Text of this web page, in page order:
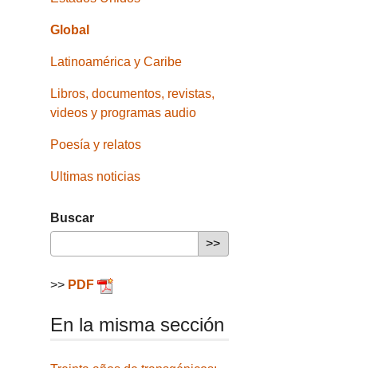
Global
Latinoamérica y Caribe
Libros, documentos, revistas,
videos y programas audio
Poesía y relatos
Ultimas noticias
Buscar
>> PDF
En la misma sección